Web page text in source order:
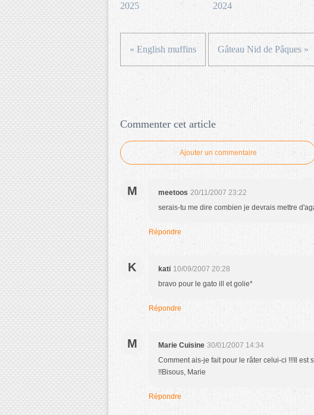
2025
2024
« English muffins Gâteau Nid de Pâques »
Commenter cet article
Ajouter un commentaire
M meetoos 20/11/2007 23:22
serais-tu me dire combien je devrais mettre
Répondre
K kati 10/09/2007 20:28
bravo pour le gato ill et golie*
Répondre
M Marie Cuisine 30/01/2007 14:34
Comment ais-je fait pour le râter celui-ci !!!Il est
!!Bisous, Marie
Répondre